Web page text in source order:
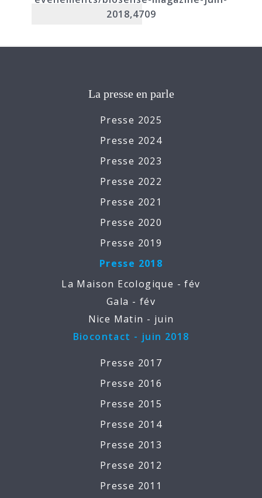
La presse en parle
Presse 2025
Presse 2024
Presse 2023
Presse 2022
Presse 2021
Presse 2020
Presse 2019
Presse 2018
La Maison Ecologique - fév
Gala - fév
Nice Matin - juin
Biocontact - juin 2018
Presse 2017
Presse 2016
Presse 2015
Presse 2014
Presse 2013
Presse 2012
Presse 2011
2018,4709